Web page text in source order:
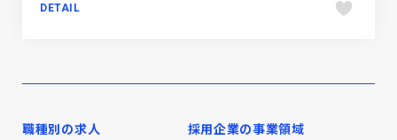
DETAIL
職種別の求人
採用企業の事業領域